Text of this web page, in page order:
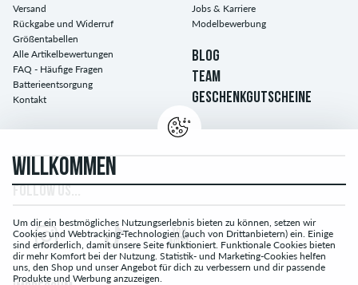
Versand
Rückgabe und Widerruf
Größentabellen
Alle Artikelbewertungen
FAQ - Häufige Fragen
Batterieentsorgung
Kontakt
Jobs & Karriere
Modelbewerbung
BLOG
TEAM
GESCHENKGUTSCHEINE
WILLKOMMEN
Um dir ein bestmögliches Nutzungserlebnis bieten zu können, setzen wir
Cookies und Webtracking-Technologien (auch von Drittanbietern) ein. Einige
sind erforderlich, damit unsere Seite funktioniert. Funktionale Cookies bieten
dir mehr Komfort bei der Nutzung. Statistik- und Marketing-Cookies helfen
uns, den Shop und unser Angebot für dich zu verbessern und dir passende
Produkte und Werbung anzuzeigen.